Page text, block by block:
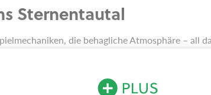
Sternentautal
die behagliche Atmosphäre – all
2016
Valley. Im Detail hat sich jedoch einiges
eingeführte kooperative Mehrspielermodus für